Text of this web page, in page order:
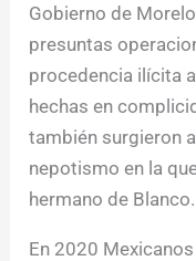
Gobierno de
presuntas
procedencia ilícita
hechas en
también surgieron
nepotismo en la
hermano de Blanco.
En 2020